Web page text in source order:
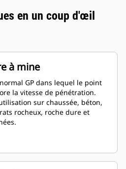
en un coup d'œil
à mine
GP dans lequel le point
la vitesse de pénétration.
sur chaussée, béton,
rocheux, roche dure et